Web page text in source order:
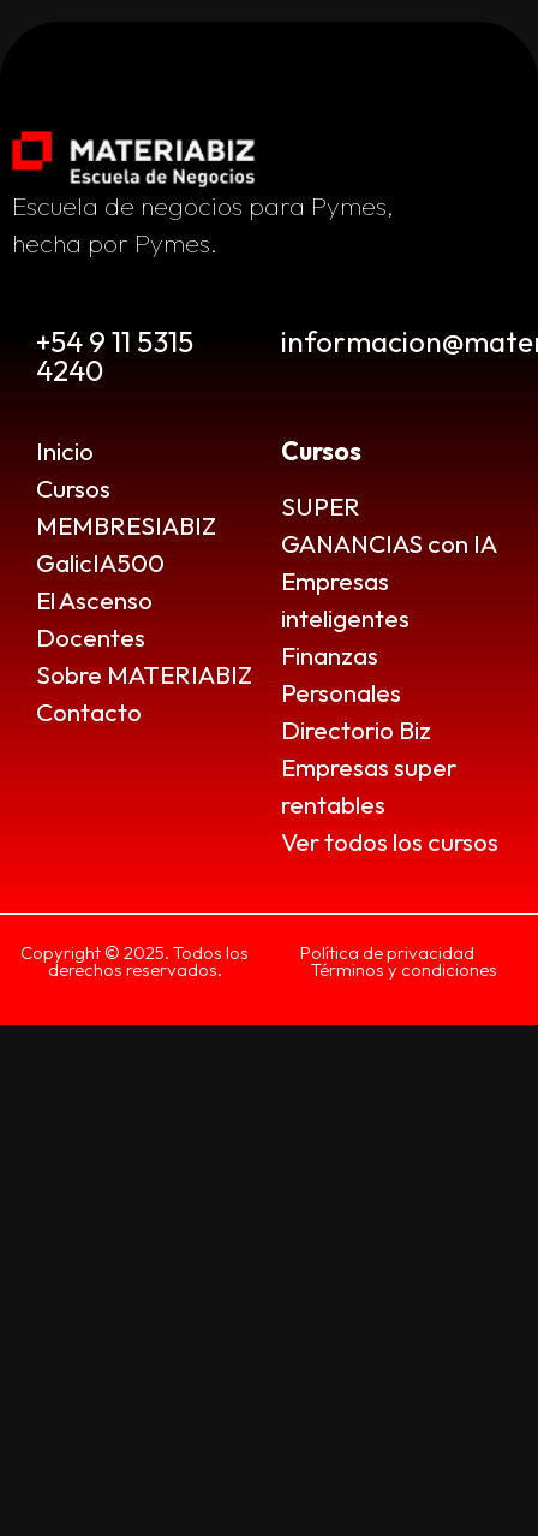
Escuela de negocios para Pymes,
hecha por Pymes.
+54 9 11 5315
4240
Inicio
Cursos
MEMBRESIABIZ
GalicIA500
El Ascenso
Docentes
Sobre MATERIABIZ
Contacto
Cursos
SUPER
GANANCIAS con IA
Empresas
inteligentes
Finanzas
Personales
Directorio Biz
Empresas super
rentables
Ver todos los cursos
Copyright © 2025. Todos los
derechos reservados.
Política de privacidad
Términos y condiciones